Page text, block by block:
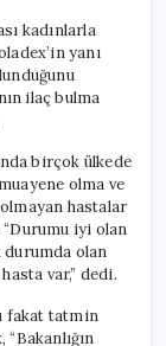
kadınlarla
yanı
ilaç bulma
birçok ülkede
olma ve
hastalar
iyi olan
durumda olan
var,” dedi.
fakat tatmin